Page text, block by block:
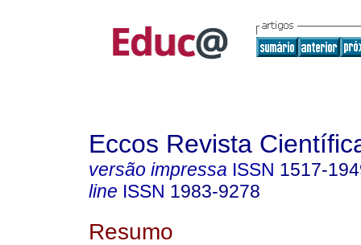
Eccos Revista
versão impressa ISSN 1517-
line ISSN 1983-9278
Resumo